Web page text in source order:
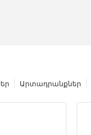
Արտադրանքներ